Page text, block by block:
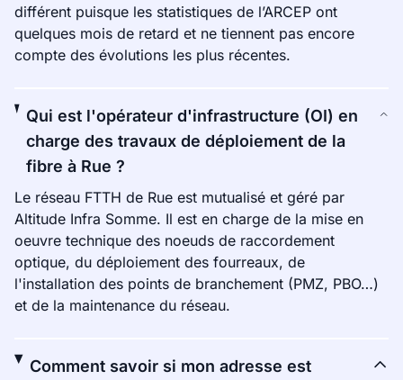
différent puisque les statistiques de l’ARCEP ont
quelques mois de retard et ne tiennent pas encore
compte des évolutions les plus récentes.
Qui est l'opérateur d'infrastructure (OI) en
charge des travaux de déploiement de la
fibre à Rue ?
Le réseau FTTH de Rue est mutualisé et géré par
Altitude Infra Somme. Il est en charge de la mise en
oeuvre technique des noeuds de raccordement
optique, du déploiement des fourreaux, de
l'installation des points de branchement (PMZ, PBO…)
et de la maintenance du réseau.
Comment savoir si mon adresse est